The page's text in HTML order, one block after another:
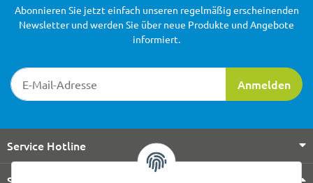
Newsletter-Registrierung
Anmelden
Abonnieren Sie jetzt einfach unseren regelmäßig erscheinenden
Newsletter und werden Sie über neue Produkte und Angebote
informiert.
Service Hotline